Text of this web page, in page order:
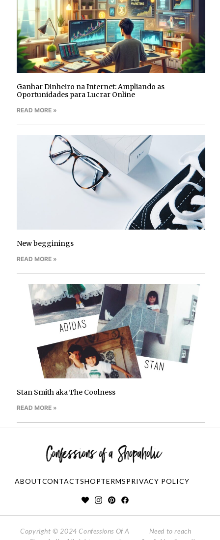
Ganhar Dinheiro na Internet: Ampliando as
Oportunidades para Lucrar Online
READ MORE »
New begginings
READ MORE »
Stan Smith aka The Coolness
READ MORE »
ABOUTCONTACTSHOPTERMSPRIVACY POLICY
Copyright © 2024 Confessions Of A
Need to reach